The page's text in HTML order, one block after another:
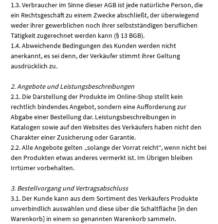
1.3. Verbraucher im Sinne dieser AGB ist jede natürliche Person, die
ein Rechtsgeschäft zu einem Zwecke abschließt, der überwiegend
weder ihrer gewerblichen noch ihrer selbstständigen beruflichen
Tätigkeit zugerechnet werden kann (§ 13 BGB).
1.4. Abweichende Bedingungen des Kunden werden nicht
anerkannt, es sei denn, der Verkäufer stimmt ihrer Geltung
ausdrücklich zu.
2. Angebote und Leistungsbeschreibungen
2.1. Die Darstellung der Produkte im Online-Shop stellt kein
rechtlich bindendes Angebot, sondern eine Aufforderung zur
Abgabe einer Bestellung dar. Leistungsbeschreibungen in
Katalogen sowie auf den Websites des Verkäufers haben nicht den
Charakter einer Zusicherung oder Garantie.
2.2. Alle Angebote gelten „solange der Vorrat reicht“, wenn nicht bei
den Produkten etwas anderes vermerkt ist. Im Übrigen bleiben
Irrtümer vorbehalten.
3. Bestellvorgang und Vertragsabschluss
3.1. Der Kunde kann aus dem Sortiment des Verkäufers Produkte
unverbindlich auswählen und diese über die Schaltfläche [in den
Warenkorb] in einem so genannten Warenkorb sammeln.